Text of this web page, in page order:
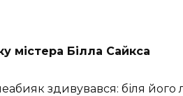
містера Білла Сайкса
здивувався: біля його